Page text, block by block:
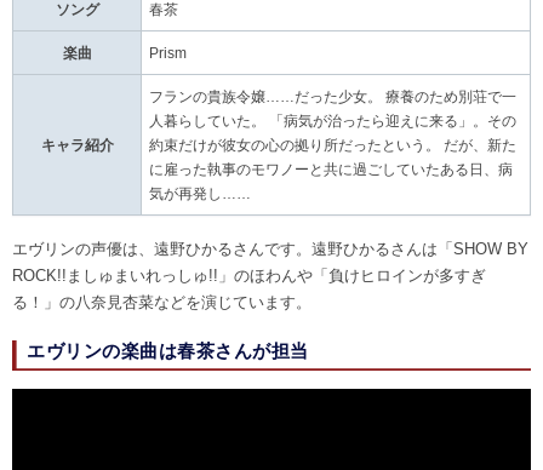
ソング 春茶
楽曲 Prism
キャラ紹介
フランの貴族令嬢……だった少女。 療養のため別荘で一
人暮らしていた。 「病気が治ったら迎えに来る」。その
約束だけが彼女の心の拠り所だったという。 だが、新た
に雇った執事のモワノーと共に過ごしていたある日、病
気が再発し……
エヴリンの声優は、遠野ひかるさんです。遠野ひかるさんは「SHOW BY
ROCK!!ましゅまいれっしゅ!!」のほわんや「負けヒロインが多すぎ
る！」の八奈見杏菜などを演じています。
エヴリンの楽曲は春茶さんが担当